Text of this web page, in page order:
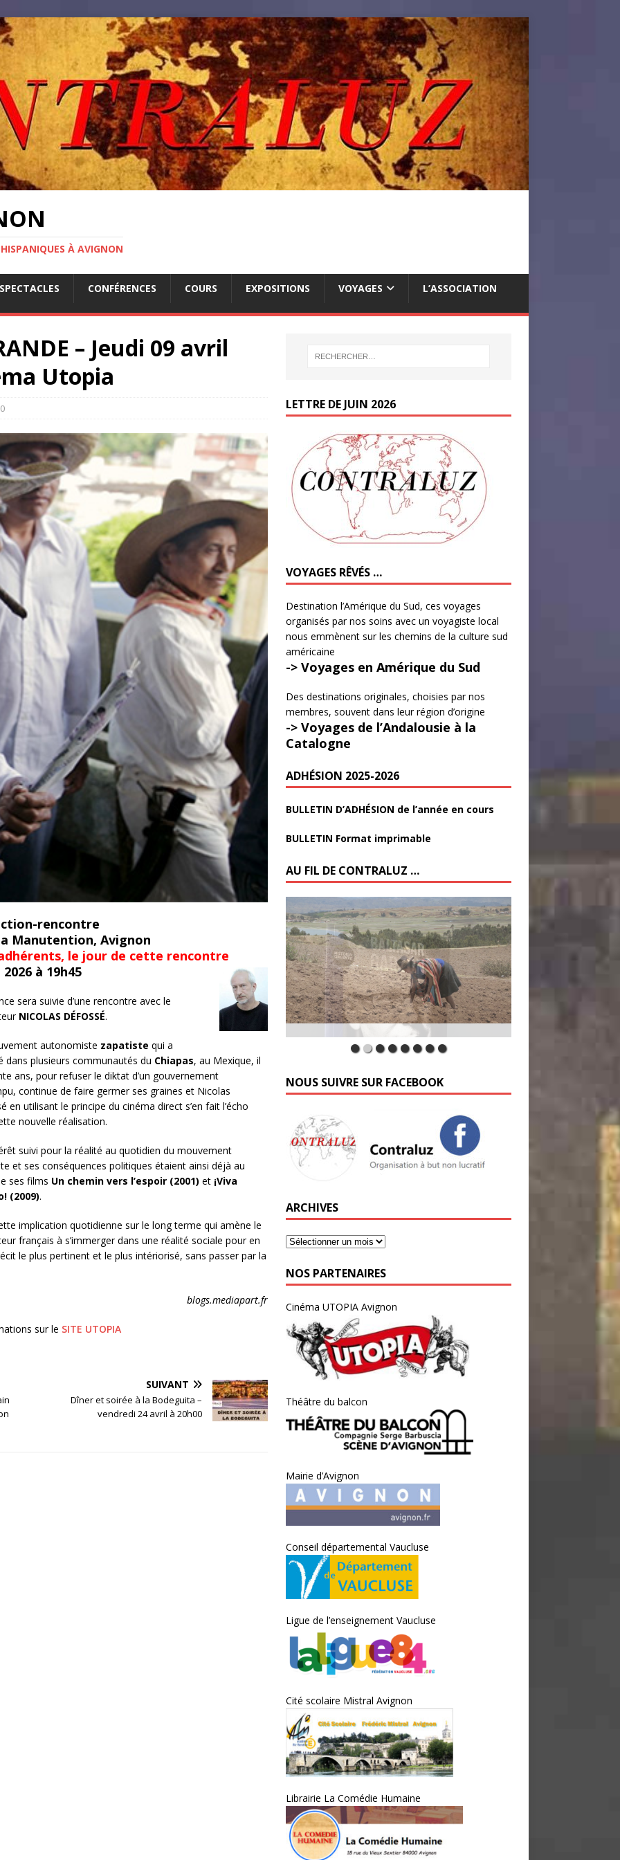
À AVIGNON
SPECTACLES CONFÉRENCES COURS EXPOSITIONS VOYAGES L’ASSOCIATION
– Jeudi 09 avril
Utopia
0
rencontre
Manutention, Avignon
le jour de cette rencontre
à 19h45
sera suivie d’une rencontre avec le
NICOLAS DÉFOSSÉ.
autonomiste zapatiste qui a
dans plusieurs communautés du Chiapas, au Mexique, il
ans, pour refuser le diktat d’un gouvernement
continue de faire germer ses graines et Nicolas
en utilisant le principe du cinéma direct s’en fait l’écho
nouvelle réalisation.
suivi pour la réalité au quotidien du mouvement
et ses conséquences politiques étaient ainsi déjà au
ses films Un chemin vers l’espoir (2001) et ¡Viva
(2009).
implication quotidienne sur le long terme qui amène le
français à s’immerger dans une réalité sociale pour en
le plus pertinent et le plus intériorisé, sans passer par la
blogs.mediapart.fr
sur le SITE UTOPIA
SUIVANT
Dîner et soirée à la Bodeguita –
vendredi 24 avril à 20h00
LETTRE DE JUIN 2026
VOYAGES RÊVÉS …
Destination l’Amérique du Sud, ces voyages
organisés par nos soins avec un voyagiste local
nous emmènent sur les chemins de la culture sud
américaine
-> Voyages en Amérique du Sud
Des destinations originales, choisies par nos
membres, souvent dans leur région d’origine
-> Voyages de l’Andalousie à la
Catalogne
ADHÉSION 2025-2026
BULLETIN D’ADHÉSION de l’année en cours
BULLETIN Format imprimable
AU FIL DE CONTRALUZ …
NOUS SUIVRE SUR FACEBOOK
ARCHIVES
NOS PARTENAIRES
Cinéma UTOPIA Avignon
Théâtre du balcon
Mairie d’Avignon
Conseil départemental Vaucluse
Ligue de l’enseignement Vaucluse
Cité scolaire Mistral Avignon
Librairie La Comédie Humaine